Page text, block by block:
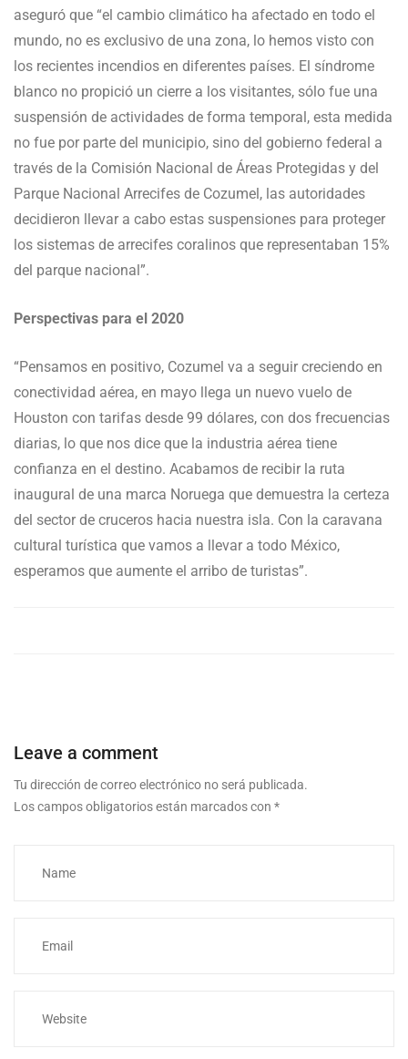
aseguró que “el cambio climático ha afectado en todo el
mundo, no es exclusivo de una zona, lo hemos visto con
los recientes incendios en diferentes países. El síndrome
blanco no propició un cierre a los visitantes, sólo fue una
suspensión de actividades de forma temporal, esta medida
no fue por parte del municipio, sino del gobierno federal a
través de la Comisión Nacional de Áreas Protegidas y del
Parque Nacional Arrecifes de Cozumel, las autoridades
decidieron llevar a cabo estas suspensiones para proteger
los sistemas de arrecifes coralinos que representaban 15%
del parque nacional”.
Perspectivas para el 2020
“Pensamos en positivo, Cozumel va a seguir creciendo en
conectividad aérea, en mayo llega un nuevo vuelo de
Houston con tarifas desde 99 dólares, con dos frecuencias
diarias, lo que nos dice que la industria aérea tiene
confianza en el destino. Acabamos de recibir la ruta
inaugural de una marca Noruega que demuestra la certeza
del sector de cruceros hacia nuestra isla. Con la caravana
cultural turística que vamos a llevar a todo México,
esperamos que aumente el arribo de turistas”.
Leave a comment
Tu dirección de correo electrónico no será publicada.
Los campos obligatorios están marcados con *